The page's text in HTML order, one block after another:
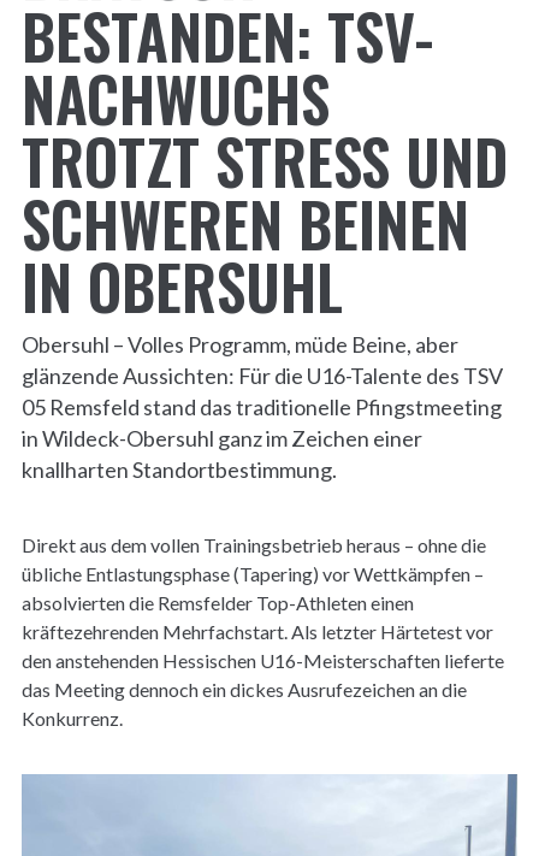
BESTANDEN: TSV-
NACHWUCHS
TROTZT STRESS UND
SCHWEREN BEINEN
IN OBERSUHL
Obersuhl – Volles Programm, müde Beine, aber
glänzende Aussichten: Für die U16-Talente des TSV
05 Remsfeld stand das traditionelle Pfingstmeeting
in Wildeck-Obersuhl ganz im Zeichen einer
knallharten Standortbestimmung.
Direkt aus dem vollen Trainingsbetrieb heraus – ohne die
übliche Entlastungsphase (Tapering) vor Wettkämpfen –
absolvierten die Remsfelder Top-Athleten einen
kräftezehrenden Mehrfachstart. Als letzter Härtetest vor
den anstehenden Hessischen U16-Meisterschaften lieferte
das Meeting dennoch ein dickes Ausrufezeichen an die
Konkurrenz.